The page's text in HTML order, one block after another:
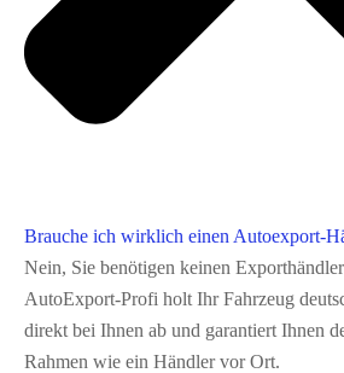
Brauche ich wirklich einen Autoexport-
Nein, Sie benötigen keinen
AutoExport‑Profi holt Ihr Fahrzeug
direkt bei Ihnen ab und garantiert Ihnen
Rahmen wie ein Händler vor Ort.